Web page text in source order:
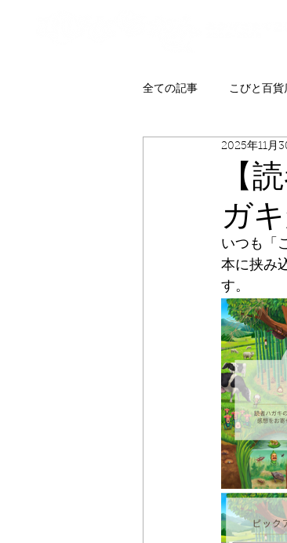
全ての記事 こびと百
プレゼント ニュ
こびとはくぶつかん
【
ガ
2025年11月
いつも「
本に挟み
す。